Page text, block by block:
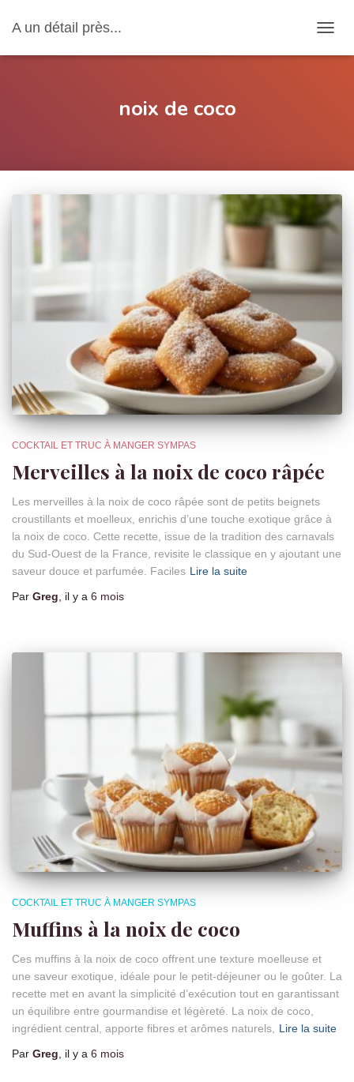
A un détail près...
noix de coco
COCKTAIL ET TRUC À MANGER SYMPAS
Merveilles à la noix de coco râpée
Les merveilles à la noix de coco râpée sont de petits beignets
croustillants et moelleux, enrichis d’une touche exotique grâce à
la noix de coco. Cette recette, issue de la tradition des carnavals
du Sud-Ouest de la France, revisite le classique en y ajoutant une
saveur douce et parfumée. Faciles Lire la suite
Par Greg , il y a 6 mois
COCKTAIL ET TRUC À MANGER SYMPAS
Muffins à la noix de coco
Ces muffins à la noix de coco offrent une texture moelleuse et
une saveur exotique, idéale pour le petit-déjeuner ou le goûter. La
recette met en avant la simplicité d’exécution tout en garantissant
un équilibre entre gourmandise et légèreté. La noix de coco,
ingrédient central, apporte fibres et arômes naturels, Lire la suite
Par Greg, il y a 6 mois